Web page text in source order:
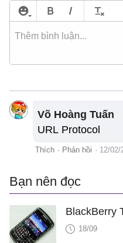
Võ Hoàng Tuấn
URL Protocol
Thích · Phản hồi · 12/02/
Bạn nên đọc
BlackBerry
18/09